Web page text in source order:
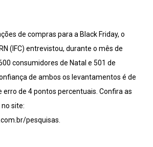
de compras para a Black Friday, o
(IFC) entrevistou, durante o mês de
consumidores de Natal e 501 de
de ambos os levantamentos é de
erro de 4 pontos percentuais. Confira as
site:
pesquisas.